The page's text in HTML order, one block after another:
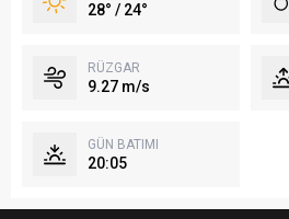
28° / 24°
RÜZGAR
9.27 m/s
GÜN BATIMI
20:05